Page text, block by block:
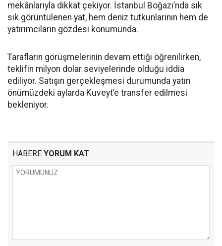
mekânlarıyla dikkat çekiyor. İstanbul Boğazı’nda sık
sık görüntülenen yat, hem deniz tutkunlarının hem de
yatırımcıların gözdesi konumunda.
Tarafların görüşmelerinin devam ettiği öğrenilirken,
teklifin milyon dolar seviyelerinde olduğu iddia
ediliyor. Satışın gerçekleşmesi durumunda yatın
önümüzdeki aylarda Kuveyt’e transfer edilmesi
bekleniyor.
HABERE YORUM KAT